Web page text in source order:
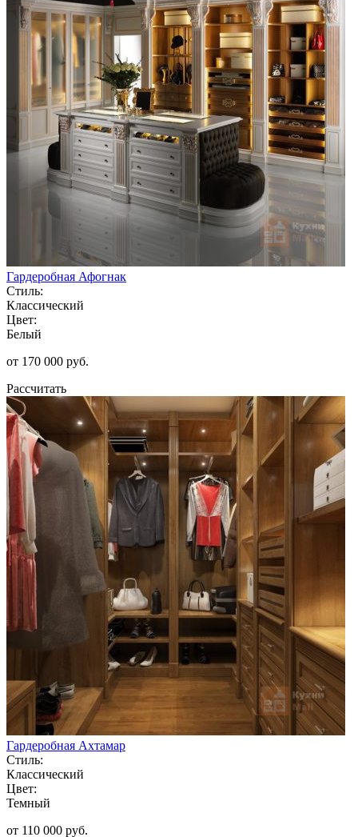
Гардеробная Афогнак
Стиль:
Классический
Цвет:
Белый
от 170 000 руб.
Рассчитать
Гардеробная Ахтамар
Стиль:
Классический
Цвет:
Темный
от 110 000 руб.